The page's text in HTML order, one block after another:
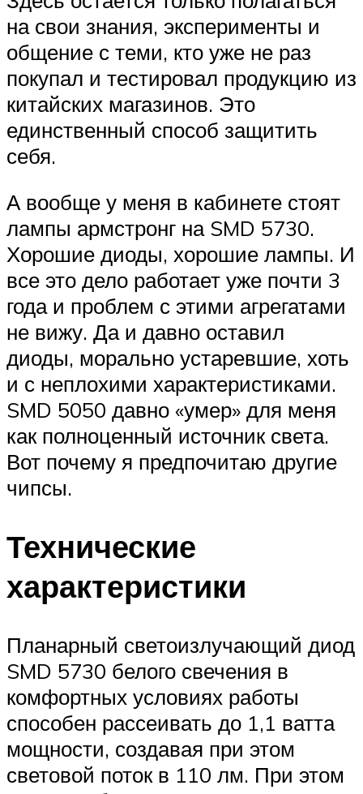
на свои знания, эксперименты и
общение с теми, кто уже не раз
покупал и тестировал продукцию из
китайских магазинов. Это
единственный способ защитить
себя.
А вообще у меня в кабинете стоят
лампы армстронг на SMD 5730.
Хорошие диоды, хорошие лампы. И
все это дело работает уже почти 3
года и проблем с этими агрегатами
не вижу. Да и давно оставил
диоды, морально устаревшие, хоть
и с неплохими характеристиками.
SMD 5050 давно «умер» для меня
как полноценный источник света.
Вот почему я предпочитаю другие
чипсы.
Технические
характеристики
Планарный светоизлучающий диод
SMD 5730 белого свечения в
комфортных условиях работы
способен рассеивать до 1,1 ватта
мощности, создавая при этом
световой поток в 110 лм. При этом